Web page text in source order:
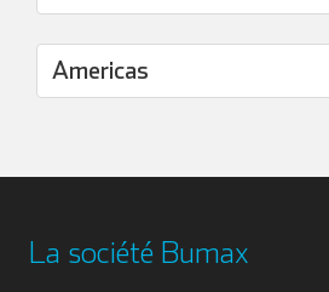
La société Bumax